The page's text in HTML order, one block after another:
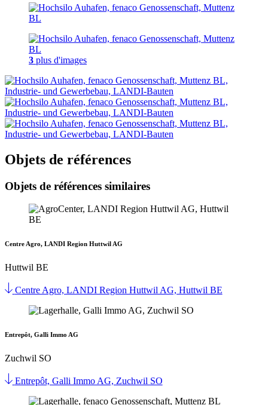
3 plus d'images
Objets de références
Objets de références similaires
Centre Agro, LANDI Region Huttwil AG
Huttwil BE
Centre Agro, LANDI Region Huttwil AG, Huttwil BE
Entrepôt, Galli Immo AG
Zuchwil SO
Entrepôt, Galli Immo AG, Zuchwil SO